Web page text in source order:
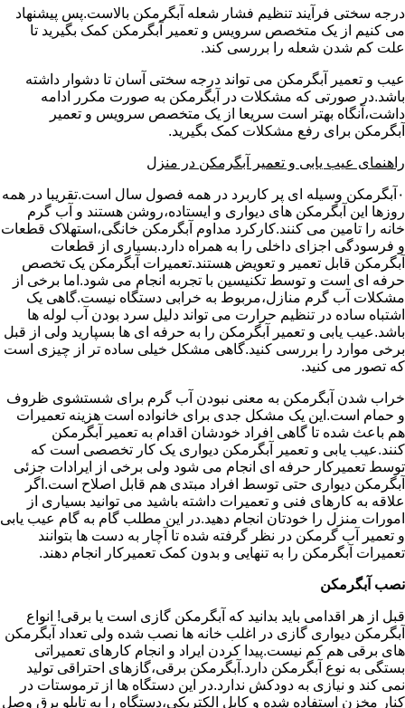
درجه سختی فرآیند تنظیم فشار شعله آبگرمکن بالاست.پس پیشنهاد
می کنیم از یک متخصص سرویس و تعمیر آبگرمکن کمک بگیرید تا
علت کم شدن شعله را بررسی کند.
عیب و تعمیر آبگرمکن می تواند درجه سختی آسان تا دشوار داشته
باشد.در صورتی که مشکلات در آبگرمکن به صورت مکرر ادامه
داشت،آنگاه بهتر است سریعا از یک متخصص سرویس و تعمیر
آبگرمکن برای رفع مشکلات کمک بگیرید.
راهنمای عیب یابی و تعمیر آبگرمکن در منزل
۰آبگرمکن وسیله ای پر کاربرد در همه فصول سال است.تقریبا در همه
روزها این آبگرمکن های دیواری و ایستاده،روشن هستند و آب گرم
خانه را تامین می کنند.کارکرد مداوم آبگرمکن خانگی،استهلاک قطعات
و فرسودگی اجزای داخلی را به همراه دارد.بسیاری از قطعات
آبگرمکن قابل تعمیر و تعویض هستند.تعمیرات آبگرمکن یک تخصص
حرفه ای است و توسط تکنیسین با تجربه انجام می شود.اما برخی از
مشکلات آب گرم منازل،مربوط به خرابی دستگاه نیست.گاهی یک
اشتباه ساده در تنظیم حرارت می تواند دلیل سرد بودن آب لوله ها
باشد.عیب یابی و تعمیر آبگرمکن را به حرفه ای ها بسپارید ولی از قبل
برخی موارد را بررسی کنید.گاهی مشکل خیلی ساده تر از چیزی است
که تصور می کنید.
خراب شدن آبگرمکن به معنی نبودن آب گرم برای شستشوی ظروف
و حمام است.این یک مشکل جدی برای خانواده است هزینه تعمیرات
هم باعث شده تا گاهی افراد خودشان اقدام به تعمیر آبگرمکن
کنند.عیب یابی و تعمیر آبگرمکن دیواری یک کار تخصصی است که
توسط تعمیرکار حرفه ای انجام می شود ولی برخی از ایرادات جزئی
آبگرمکن دیواری حتی توسط افراد مبتدی هم قابل اصلاح است.اگر
علاقه به کارهای فنی و تعمیرات داشته باشید می توانید بسیاری از
امورات منزل را خودتان انجام دهید.در این مطلب گام به گام عیب یابی
و تعمیر آب گرمکن در نظر گرفته شده تا آچار به دست ها بتوانند
تعمیرات آبگرمکن را به تنهایی و بدون کمک تعمیرکار انجام دهند.
نصب آبگرمکن
قبل از هر اقدامی باید بدانید که آبگرمکن گازی است یا برقی! انواع
آبگرمکن دیواری گازی در اغلب خانه ها نصب شده ولی تعداد آبگرمکن
های برقی هم کم نیست.پیدا کردن ایراد و انجام کارهای تعمیراتی
بستگی به نوع آبگرمکن دارد.آبگرمکن برقی،گازهای احتراقی تولید
نمی کند و نیازی به دودکش ندارد.در این دستگاه ها از ترموستات در
کنار مخزن استفاده شده و کابل الکتریکی،دستگاه را به تابلو برق وصل